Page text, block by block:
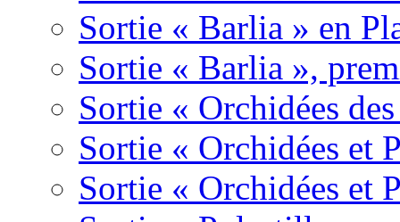
Sortie « Barlia » en
Sortie « Barlia »,
Sortie « Orchidées
Sortie « Orchidées et
Sortie « Orchidées et